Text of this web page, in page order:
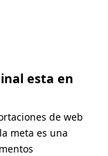
esta en
de web
meta es una